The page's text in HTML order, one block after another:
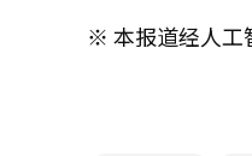
※ 本报道经人工